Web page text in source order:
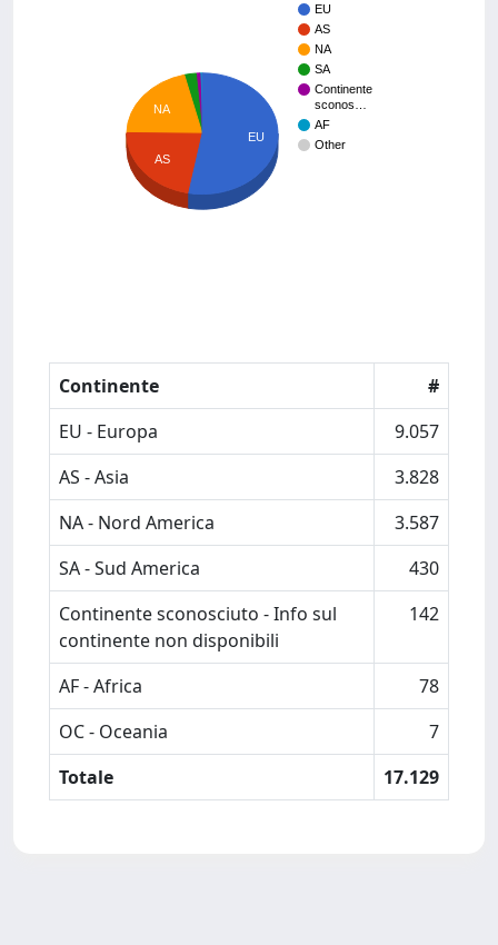
EU
AS
NA
SA
Continente
sconos…
AF
Other
NA
AS
EU
Continente
#
EU - Europa
9.057
AS - Asia
3.828
NA - Nord America
3.587
SA - Sud America
430
Continente sconosciuto - Info sul
continente non disponibili
142
AF - Africa
78
OC - Oceania
7
Totale
17.129